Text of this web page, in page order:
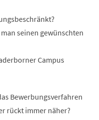
seinen gewünschten
Campus
Bewerbungsverfahren
rückt immer näher?